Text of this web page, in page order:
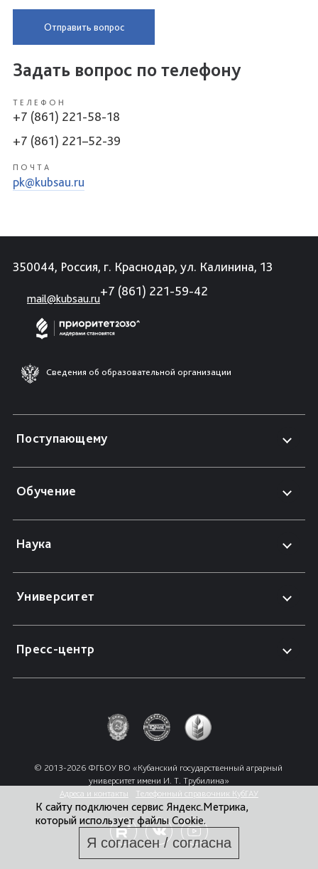
Отправить вопрос
Задать вопрос по телефону
ТЕЛЕФОН
+7 (861) 221-58-18
+7 (861) 221–52-39
ПОЧТА
pk@kubsau.ru
350044, Россия, г. Краснодар, ул. Калинина, 13
mail@kubsau.ru
+7 (861) 221-59-42
Сведения об образовательной организации
Поступающему
Обучение
Наука
Университет
Пресс-центр
© 2013-2026 ФГБОУ ВО «Кубанский государственный аграрный
университет имени И. Т. Трубилина»
Адреса и контакты
Телефонный справочник КубГАУ
К сайту подключен сервис Яндекс.Метрика,
который использует файлы Cookie.
Я согласен / согласна